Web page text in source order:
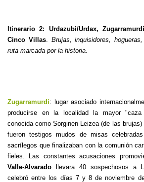
Itinerario 2: Urdazubi/Urdax,
Cinco Villas. Brujas, inquisidores,
ruta marcada por la historia.
Zugarramurdi: lugar asociado
producirse en la localidad la mayor
conocida como Sorginen Leizea (de las
fueron testigos mudos de misas
sacrílegos que finalizaban con la comunión
fieles. Las constantes acusaciones
Valle-Alvarado
llevara 40 sospechosos a
celebró entre los días 7 y 8 de noviembre